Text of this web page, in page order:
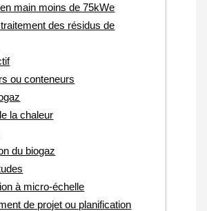
main moins de 75kWe
des résidus de
ou conteneurs
la chaleur
du biogaz
à micro-échelle
de projet ou planification